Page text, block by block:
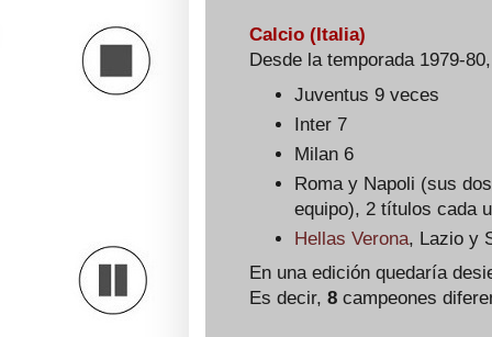
Calcio (Italia)
Desde la temporada 1979-
Juventus 9 veces
Inter 7
Milan 6
Roma y Napoli (sus
equipo), 2 títulos cada
Hellas Verona, Lazio y
En una edición quedaría
Es decir, 8 campeones